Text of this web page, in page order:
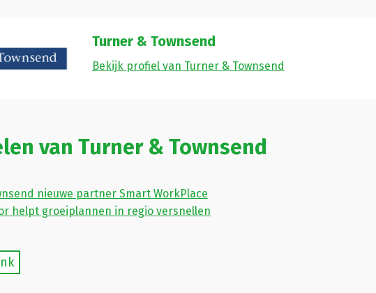
Turner & Townsend
Bekijk profiel van Turner & Townsend
van Turner & Townsend
nieuwe partner Smart WorkPlace
helpt groeiplannen in regio versnellen